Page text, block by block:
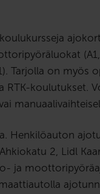
Tarjolla on myös
RTK-koulutukset.
Henkilöauton
2, Lidl
ja